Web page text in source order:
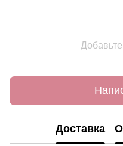
Доставка